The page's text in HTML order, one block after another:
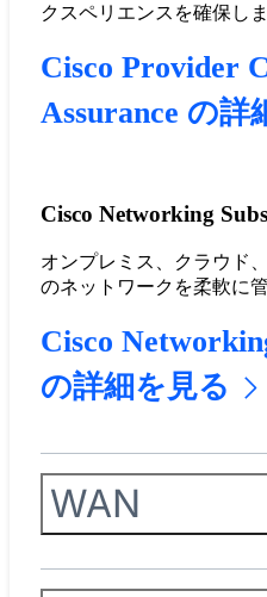
クスペリエンスを確保しま
Cisco Provider
Assurance の詳
Cisco Networking
オンプレミス、クラウド
のネットワークを柔軟に
Cisco
の詳細を見る
WAN